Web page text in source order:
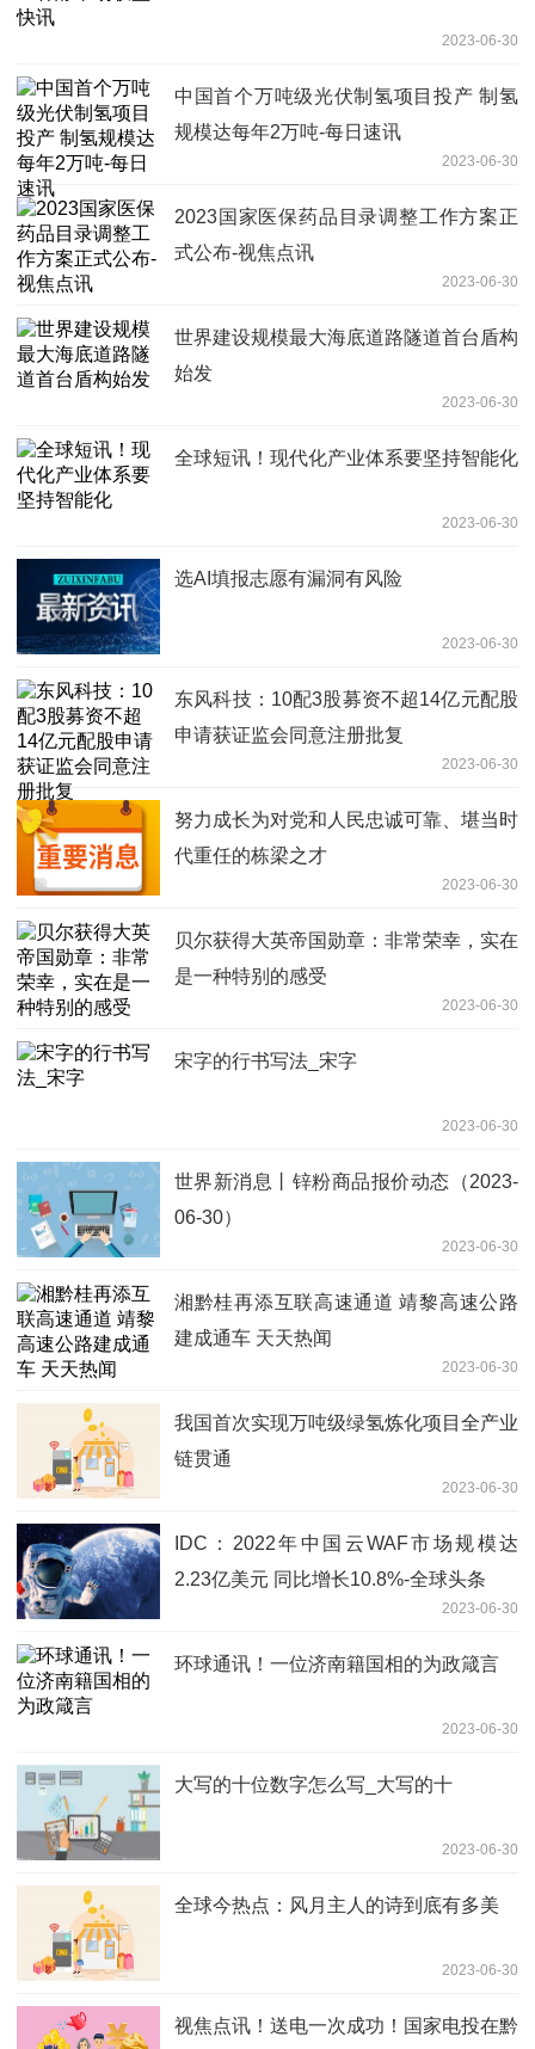
2023-06-30
中国首个万吨级光伏制氢项目投产 制氢
规模达每年2万吨-每日速讯
2023-06-30
2023国家医保药品目录调整工作方案正
式公布-视焦点讯
2023-06-30
世界建设规模最大海底道路隧道首台盾构
始发
2023-06-30
全球短讯！现代化产业体系要坚持智能化
2023-06-30
选AI填报志愿有漏洞有风险
2023-06-30
东风科技：10配3股募资不超14亿元配股
申请获证监会同意注册批复
2023-06-30
努力成长为对党和人民忠诚可靠、堪当时
代重任的栋梁之才
2023-06-30
贝尔获得大英帝国勋章：非常荣幸，实在
是一种特别的感受
2023-06-30
宋字的行书写法_宋字
2023-06-30
世界新消息丨锌粉商品报价动态（2023-
06-30）
2023-06-30
湘黔桂再添互联高速通道 靖黎高速公路
建成通车 天天热闻
2023-06-30
我国首次实现万吨级绿氢炼化项目全产业
链贯通
2023-06-30
IDC：2022年中国云WAF市场规模达
2.23亿美元 同比增长10.8%-全球头条
2023-06-30
环球通讯！一位济南籍国相的为政箴言
2023-06-30
大写的十位数字怎么写_大写的十
2023-06-30
全球今热点：风月主人的诗到底有多美
2023-06-30
视焦点讯！送电一次成功！国家电投在黔